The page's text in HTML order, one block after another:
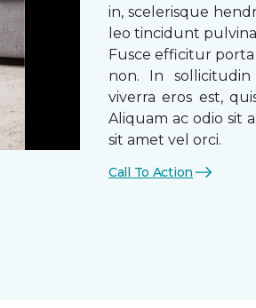
in, scelerisque
leo tincidunt
Fusce efficitur
non. In
viverra eros est,
Aliquam ac odio sit
sit amet vel orci.
Call To Action